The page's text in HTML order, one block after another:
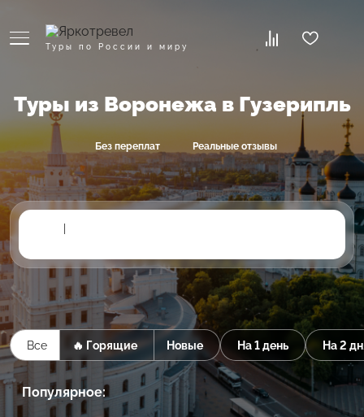
Туры по России и миру
Туры из Воронежа в Гузерипль
Без переплат Реальные отзывы
Все 🔥 Горящие Новые На 1 день На 2
Популярное: